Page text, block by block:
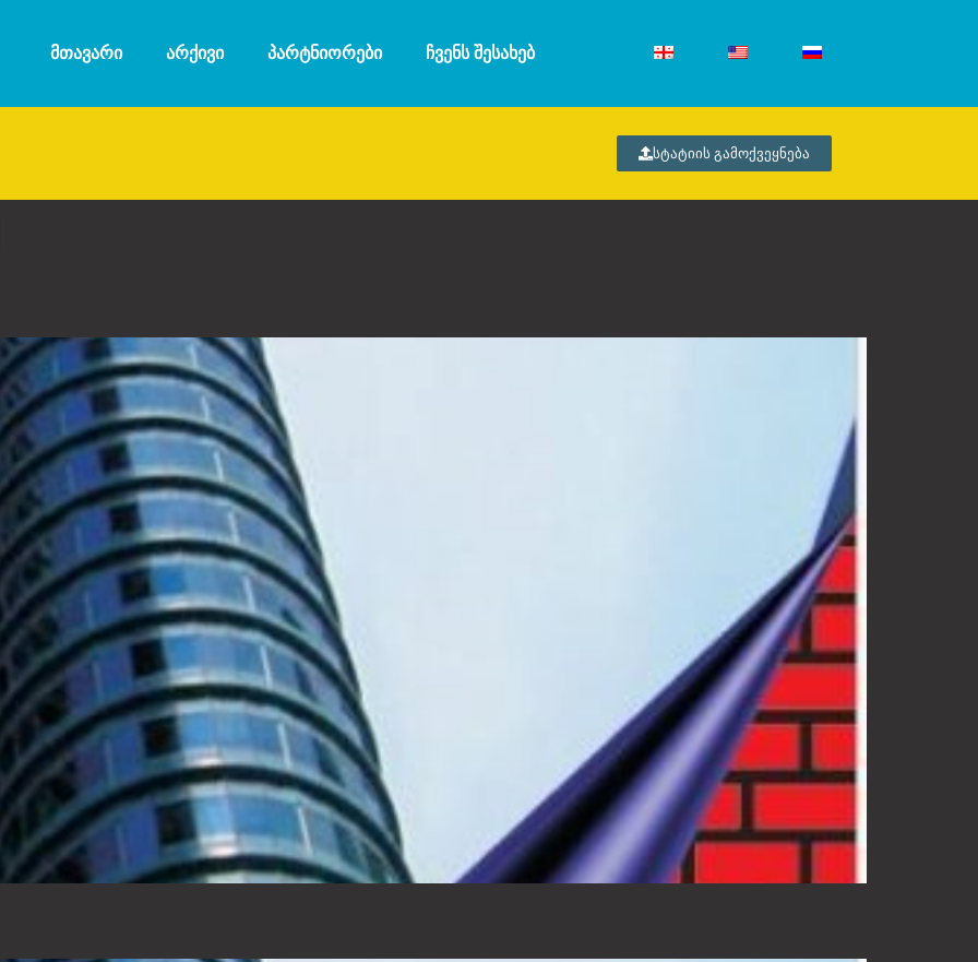
ᲛᲗᲐᲕᲐᲠᲘ ᲐᲠᲥᲘᲕᲘ ᲞᲐᲠᲢᲜᲘᲝᲠᲔᲑᲘ ᲩᲕᲔᲜᲡ ᲨᲔᲡᲐᲮᲔᲑ
სტატიის გამოქვეყნება